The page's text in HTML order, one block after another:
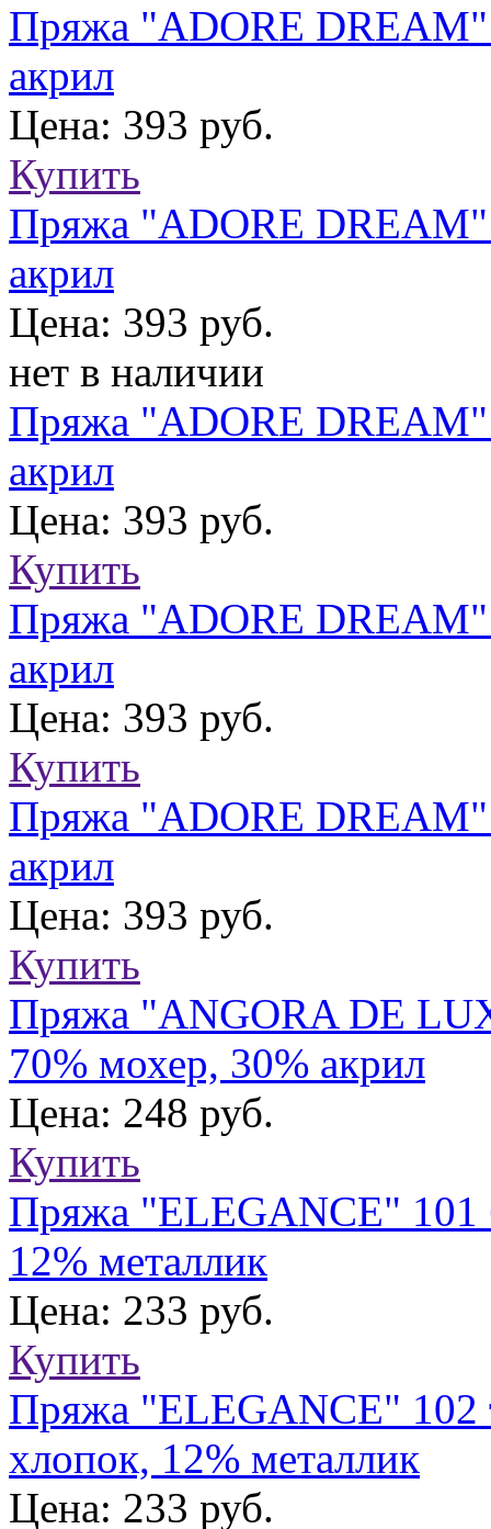
Пряжа "ADORE DREAM"
акрил
Цена: 393 руб.
Купить
Пряжа "ADORE DREAM"
акрил
Цена: 393 руб.
нет в наличии
Пряжа "ADORE DREAM"
акрил
Цена: 393 руб.
Купить
Пряжа "ADORE DREAM"
акрил
Цена: 393 руб.
Купить
Пряжа "ADORE DREAM"
акрил
Цена: 393 руб.
Купить
Пряжа "ANGORA DE
70% мохер, 30% акрил
Цена: 248 руб.
Купить
Пряжа "ELEGANCE" 101
12% металлик
Цена: 233 руб.
Купить
Пряжа "ELEGANCE" 102
хлопок, 12% металлик
Цена: 233 руб.